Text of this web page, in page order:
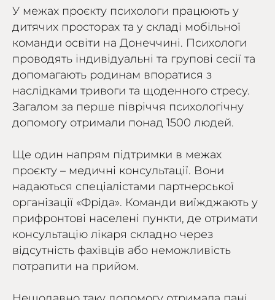
У межах проєкту психологи працюють у
дитячих просторах та у складі мобільної
команди освіти на Донеччині. Психологи
проводять індивідуальні та групові сесії та
допомагають родинам впоратися з
наслідками тривоги та щоденного стресу.
Загалом за перше півріччя психологічну
допомогу отримали понад 1500 людей.
Ще один напрям підтримки в межах
проєкту – медичні консультації. Вони
надаються спеціалістами партнерської
організації «Фріда». Команди виїжджають у
прифронтові населені пункти, де отримати
консультацію лікаря складно через
відсутність фахівців або неможливість
потрапити на прийом.